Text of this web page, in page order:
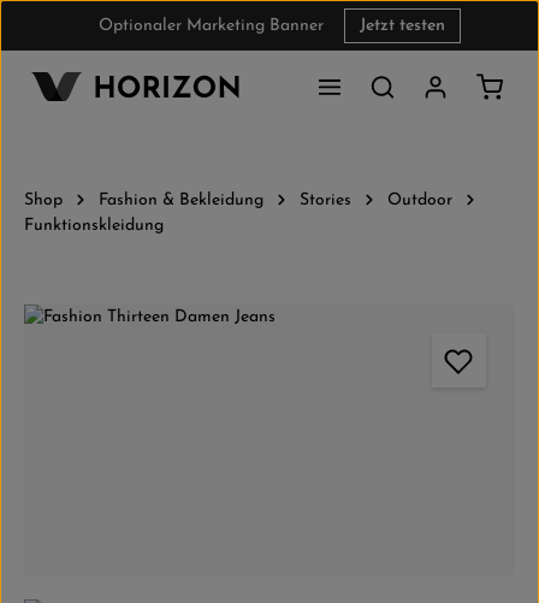
Zum Hauptinhalt springen
Optionaler Marketing Banner Jetzt testen
Shop Fashion & Bekleidung Stories
Outdoor
Funktionskleidung
Bildergalerie überspringen